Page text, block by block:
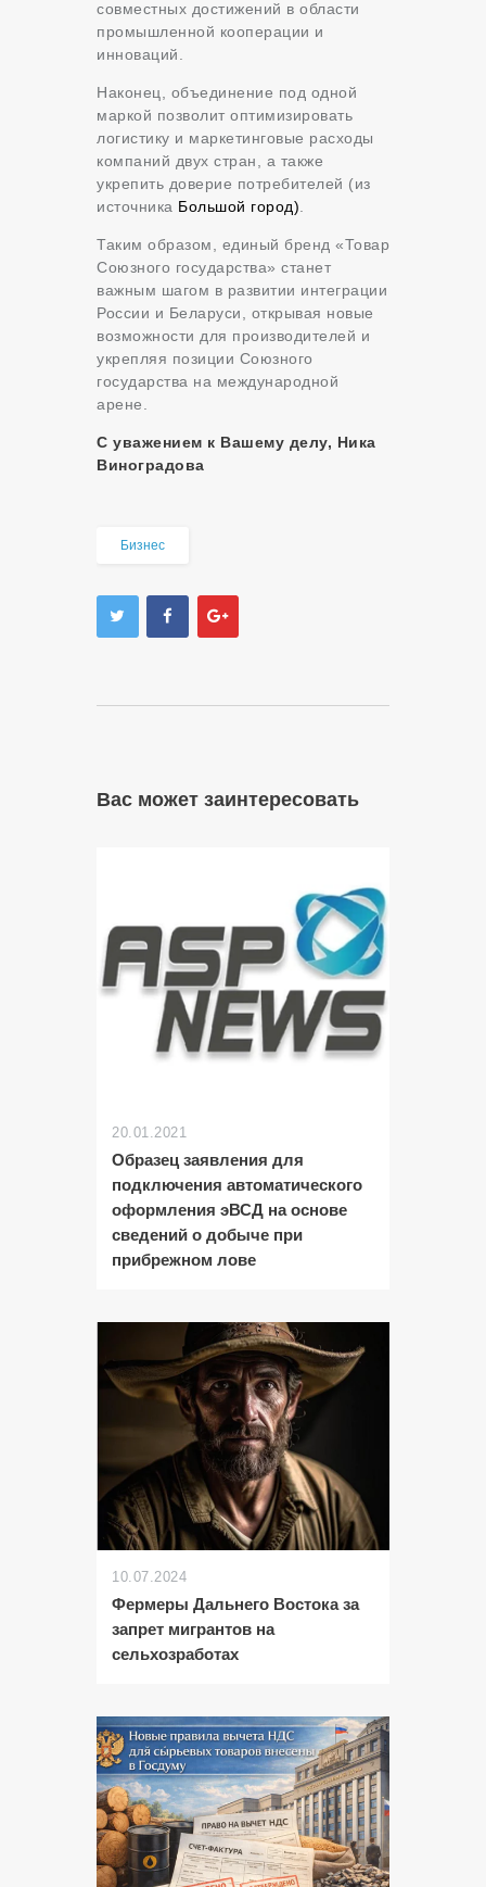
совместных достижений в области
промышленной кооперации и
инноваций.
Наконец, объединение под одной
маркой позволит оптимизировать
логистику и маркетинговые расходы
компаний двух стран, а также
укрепить доверие потребителей (из
источника Большой город)
Таким образом, единый бренд «Товар
Союзного государства» станет
важным шагом в развитии интеграции
России и Беларуси, открывая новые
возможности для производителей и
укрепляя позиции Союзного
государства на международной
арене.
С уважением к Вашему делу, Ника
Виноградова
Бизнес
Вас может заинтересовать
20.01.2021
Образец заявления для
подключения автоматического
оформления эВСД на основе
сведений о добыче при
прибрежном лове
10.07.2024
Фермеры Дальнего Востока за
запрет мигрантов на
сельхозработах